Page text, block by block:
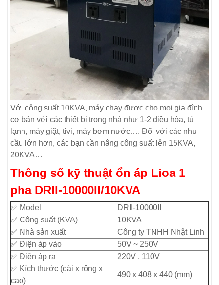
Với công suất 10KVA, máy chạy được cho mọi gia đình
cơ bản với các thiết bị trong nhà như 1-2 điều hòa, tủ
lạnh, máy giặt, tivi, máy bơm nước…. Đối với các nhu
cầu lớn hơn, các bạn cần nâng công suất lên 15KVA,
20KVA…
Thông số kỹ thuật ổn áp Lioa 1
pha DRII-10000II/10KVA
✅ Model
DRII-10000II
✅ Công suất (KVA)
10KVA
✅ Nhà sản xuất
Công ty TNHH Nhật Linh
✅ Điện áp vào
50V ~ 250V
✅ Điện áp ra
220V , 110V
✅ Kích thước (dài x rộng x
cao)
490 x 408 x 440 (mm)